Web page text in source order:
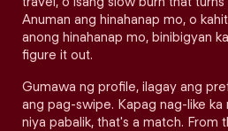
Anuman ang hinahanap mo, o
anong hinahanap mo, binibigyan
figure it out.
Gumawa ng profile, ilagay ang
ang pag-swipe. Kapag nag-like ka
niya pabalik, that's a match. From